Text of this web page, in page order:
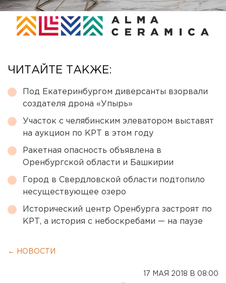
ЧИТАЙТЕ ТАКЖЕ:
Под Екатеринбургом диверсанты взорвали
создателя дрона «Упырь»
Участок с челябинским элеватором выставят
на аукцион по КРТ в этом году
Ракетная опасность объявлена в
Оренбургской области и Башкирии
Город в Свердловской области подтопило
несуществующее озеро
Исторический центр Оренбурга застроят по
КРТ, а история с небоскребами — на паузе
← НОВОСТИ
17 МАЯ 2018 В 08:00